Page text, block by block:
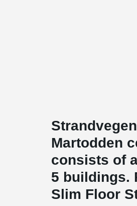
Martodden
consists of
5 buildings.
Slim Floor